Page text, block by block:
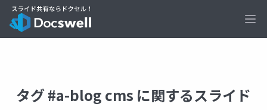
タグ #a-blog cms に関するスライド